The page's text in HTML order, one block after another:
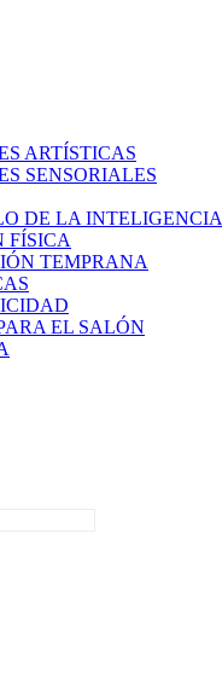
ARTÍSTICAS
SENSORIALES
DE LA INTELIGENCIA
FÍSICA
TEMPRANA
EL SALÓN